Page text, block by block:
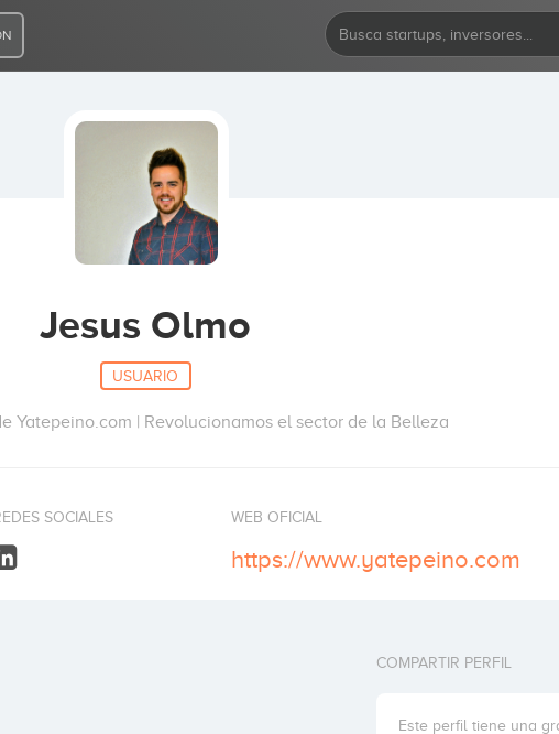
Jesus Olmo
USUARIO
Yatepeino.com | Revolucionamos el sector de la Belleza
SOCIALES WEB OFICIAL
https://www.yatepeino.com
COMPARTIR PERFIL
Este perfil tiene una